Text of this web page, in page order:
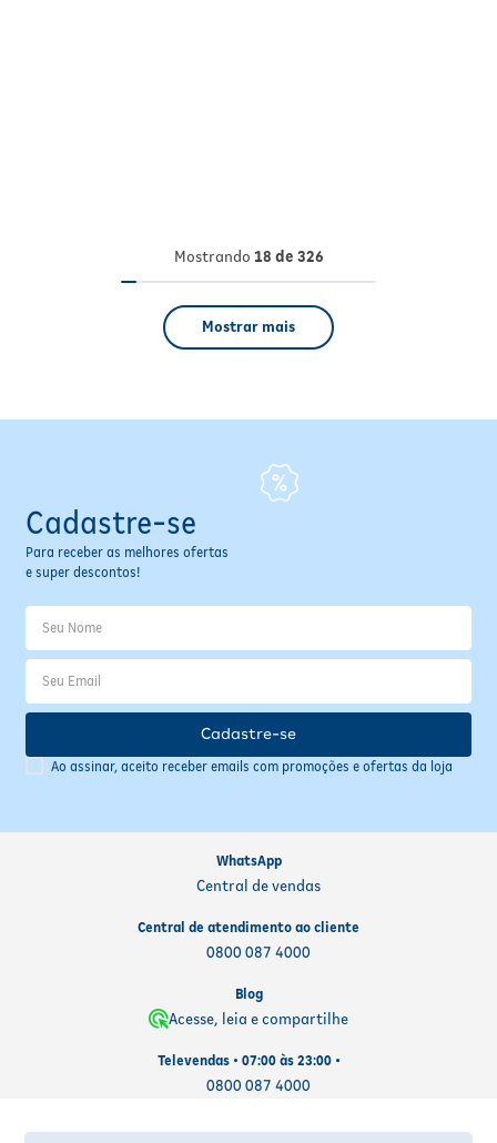
Mostrando 18 de 326
Mostrar mais
Cadastre-se
Para receber as melhores ofertas
e super descontos!
Ao assinar, aceito receber emails com promoções e ofertas da loja
Cadastre-se
WhatsApp
Central de vendas
Central de atendimento ao cliente
0800 087 4000
Blog
Acesse, leia e compartilhe
Televendas • 07:00 às 23:00 •
0800 087 4000